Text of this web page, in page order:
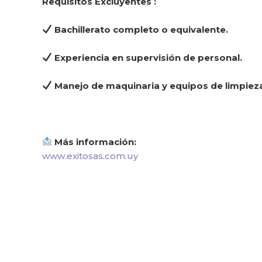
Bachillerato completo o equivalente.
Experiencia en supervisión de personal.
Manejo de maquinaria y equipos de
Más información:
www.exitosas.com.uy